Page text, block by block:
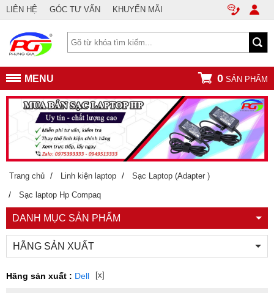
LIÊN HỆ GÓC TƯ VẤN KHUYẾN MÃI
MENU 0 SẢN PHẨM
Trang chủ / Linh kiện laptop / Sạc Laptop (Adapter )
/ Sạc laptop Hp Compaq
DANH MỤC SẢN PHẨM
HÃNG SẢN XUẤT
Hãng sản xuất : Dell [x]